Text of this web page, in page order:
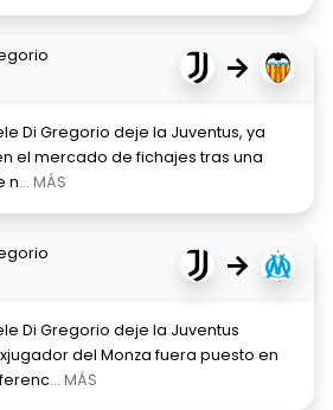
→
Di Gregorio deje la Juventus, ya
el mercado de fichajes tras una
n... MÁS
→
Di Gregorio deje la Juventus
del Monza fuera puesto en
... MÁS